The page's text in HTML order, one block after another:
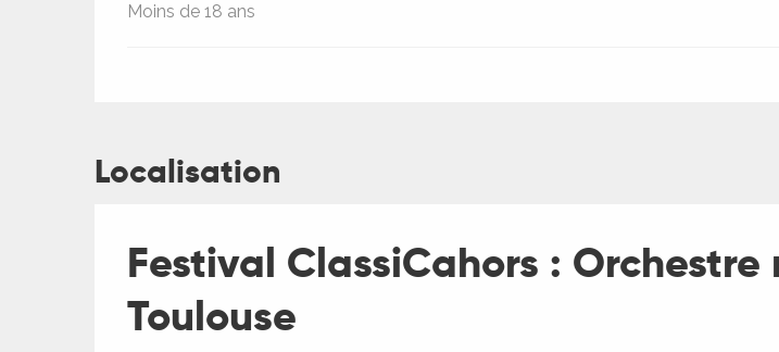
Moins de 18 ans
Localisation
Festival ClassiCahors :
Toulouse